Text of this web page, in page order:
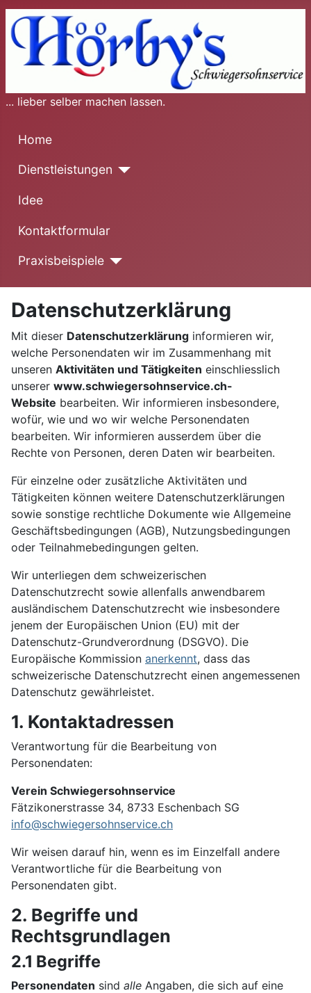
... lieber selber machen lassen.
Home
Dienstleistungen
Idee
Kontaktformular
Praxisbeispiele
Datenschutzerklärung
Mit dieser Datenschutzerklärung informieren wir,
welche Personendaten wir im Zusammenhang mit
unseren Aktivitäten und Tätigkeiten einschliesslich
unserer www.schwiegersohnservice.ch-
Website bearbeiten. Wir informieren insbesondere,
wofür, wie und wo wir welche Personendaten
bearbeiten. Wir informieren ausserdem über die
Rechte von Personen, deren Daten wir bearbeiten.
Für einzelne oder zusätzliche Aktivitäten und
Tätigkeiten können weitere Datenschutzerklärungen
sowie sonstige rechtliche Dokumente wie Allgemeine
Geschäftsbedingungen (AGB), Nutzungsbedingungen
oder Teilnahmebedingungen gelten.
Wir unterliegen dem schweizerischen
Datenschutzrecht sowie allenfalls anwendbarem
ausländischem Datenschutzrecht wie insbesondere
jenem der Europäischen Union (EU) mit der
Datenschutz-Grundverordnung (DSGVO). Die
Europäische Kommission anerkennt, dass das
schweizerische Datenschutzrecht einen angemessenen
Datenschutz gewährleistet.
1. Kontaktadressen
Verantwortung für die Bearbeitung von
Personendaten:
Verein Schwiegersohnservice
Fätzikonerstrasse 34, 8733 Eschenbach SG
info@schwiegersohnservice.ch
Wir weisen darauf hin, wenn es im Einzelfall andere
Verantwortliche für die Bearbeitung von
Personendaten gibt.
2. Begriffe und
Rechtsgrundlagen
2.1 Begriffe
Personendaten sind alle Angaben, die sich auf eine